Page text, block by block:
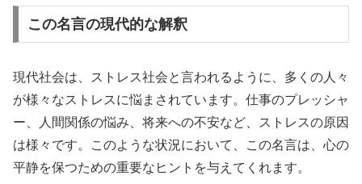
この名言の現代的な解釈
現代社会は、ストレス社会と言われるように、多くの人々
が様々なストレスに悩まされています。仕事のプレッシャ
ー、人間関係の悩み、将来への不安など、ストレスの原因
は様々です。このような状況において、この名言は、心の
平静を保つための重要なヒントを与えてくれます。